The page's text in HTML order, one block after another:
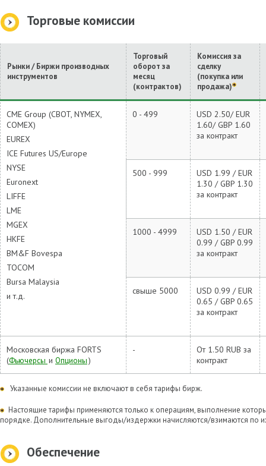
Торговые комиссии
Рынки / Биржи производных
инструментов
Торговый
оборот за
месяц
(контрактов)
Комиссия за
сделку
(покупка или
продажа)
CME Group (CBOT, NYMEX,
COMEX)
EUREX
ICE Futures US/Europe
NYSE
Euronext
LIFFE
LME
MGEX
HKFE
BM&F Bovespa
TOCOM
Bursa Malaysia
и т.д.
0 - 499
USD 2.50/ EUR
1.60/ GBP 1.60
за контракт
500 - 999
USD 1.99 / EUR
1.30 / GBP 1.30
за контракт
1000 - 4999
USD 1.50 / EUR
0.99 / GBP 0.99
за контракт
свыше 5000
USD 0.99 / EUR
0.65 / GBP 0.65
за контракт
Московская биржа FORTS
(Фьючерсы и Опционы)
-
От 1.50 RUB за
контракт
Указанные комиссии не включают в себя тарифы бирж.
Настоящие тарифы применяются только к операциям, выполнение
порядке. Дополнительные выгоды/издержки начисляются/взимаются по
Обеспечение